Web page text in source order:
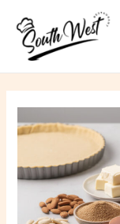
contenu